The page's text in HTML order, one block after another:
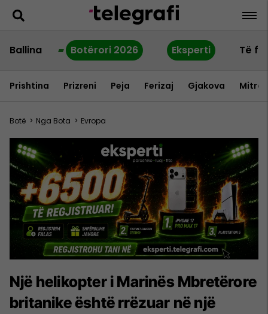
Ballina Botërori 2026 Eksperti Të
Prishtina Prizreni Peja Ferizaj Gjakova
Botë > Nga Bota > Evropa
Një helikopter i Marinës Mbretërore
britanike është rrëzuar në një